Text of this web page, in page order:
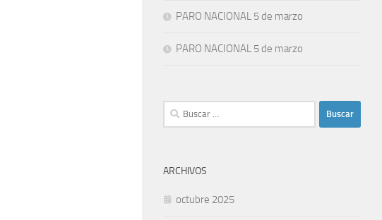
PARO NACIONAL 5 de marzo
PARO NACIONAL 5 de marzo
Buscar:
ARCHIVOS
octubre 2025